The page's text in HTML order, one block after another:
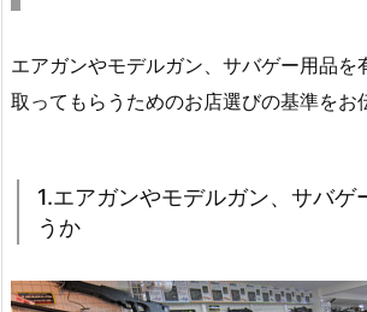
エアガンやモデルガン、サバゲー用品を
取ってもらうためのお店選びの基準をお
1.エアガンやモデルガン、サバゲ
うか